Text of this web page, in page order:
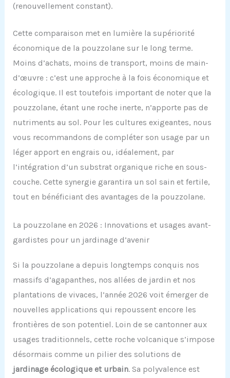
(renouvellement constant).
Cette comparaison met en lumière la supériorité
économique de la pouzzolane sur le long terme.
Moins d’achats, moins de transport, moins de main-
d’œuvre : c’est une approche à la fois économique et
écologique. Il est toutefois important de noter que la
pouzzolane, étant une roche inerte, n’apporte pas de
nutriments au sol. Pour les cultures exigeantes, nous
vous recommandons de compléter son usage par un
léger apport en engrais ou, idéalement, par
l’intégration d’un substrat organique riche en sous-
couche. Cette synergie garantira un sol sain et fertile,
tout en bénéficiant des avantages de la pouzzolane.
La pouzzolane en 2026 : Innovations et usages avant-
gardistes pour un jardinage d’avenir
Si la pouzzolane a depuis longtemps conquis nos
massifs d’agapanthes, nos allées de jardin et nos
plantations de vivaces, l’année 2026 voit émerger de
nouvelles applications qui repoussent encore les
frontières de son potentiel. Loin de se cantonner aux
usages traditionnels, cette roche volcanique s’impose
désormais comme un pilier des solutions de
jardinage écologique et urbain. Sa polyvalence est